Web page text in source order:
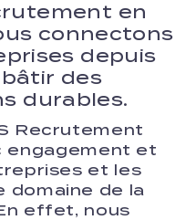
en
connectons
depuis
des
durables.
Recrutement
engagement et
et les
domaine de la
effet, nous